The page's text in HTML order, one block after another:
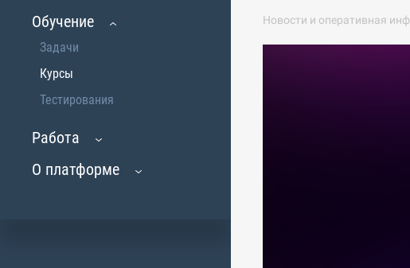
Обучение
Задачи
Курсы
Тестирования
Работа
О платформе
Новости и оперативная